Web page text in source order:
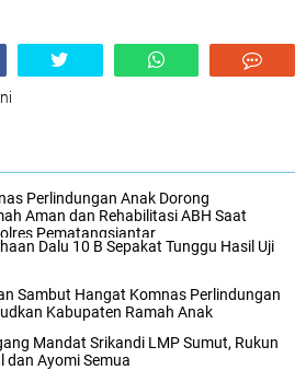
Perlindungan Anak Dorong
Aman dan Rehabilitasi ABH Saat
Pematangsiantar
Dalu 10 B Sepakat Tunggu Hasil Uji
Sambut Hangat Komnas Perlindungan
Kabupaten Ramah Anak
Mandat Srikandi LMP Sumut, Rukun
dan Ayomi Semua